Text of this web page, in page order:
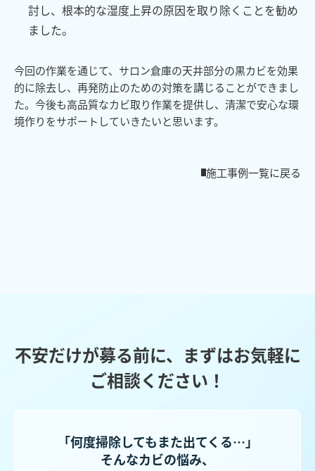
討し、根本的な湿度上昇の原因を取り除くことを勧め
ました。
今回の作業を通じて、サロン倉庫の天井部分の黒カビを効果
的に除去し、再発防止のための対策を講じることができまし
た。今後も高品質なカビ取り作業を提供し、清潔で安心な環
境作りをサポートしていきたいと思います。
施工事例一覧に戻る
不安だけが募る前に、まずはお気軽に
ご相談ください！
「何度掃除してもまた出てくる…」
そんなカビの悩み、